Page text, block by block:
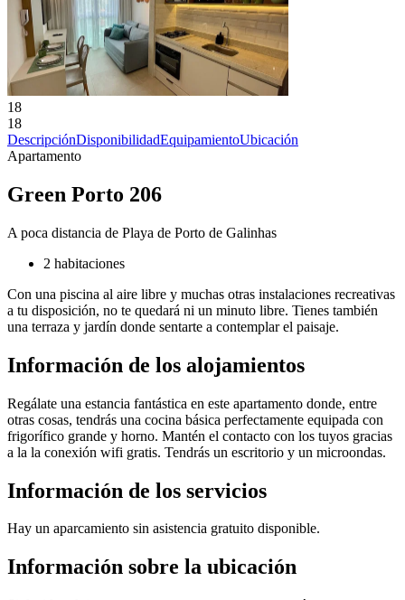
18
18
DescripciónDisponibilidadEquipamientoUbicación
Apartamento
Green Porto 206
A poca distancia de Playa de Porto de Galinhas
2 habitaciones
Con una piscina al aire libre y muchas otras instalaciones recreativas
a tu disposición, no te quedará ni un minuto libre. Tienes también
una terraza y jardín donde sentarte a contemplar el paisaje.
Información de los alojamientos
Regálate una estancia fantástica en este apartamento donde, entre
otras cosas, tendrás una cocina básica perfectamente equipada con
frigorífico grande y horno. Mantén el contacto con los tuyos gracias
a la la conexión wifi gratis. Tendrás un escritorio y un microondas.
Información de los servicios
Hay un aparcamiento sin asistencia gratuito disponible.
Información sobre la ubicación